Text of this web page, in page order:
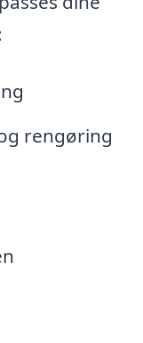
rengøring